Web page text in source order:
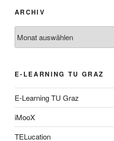
ARCHIV
E-LEARNING TU GRAZ
E-Learning TU Graz
iMooX
TELucation